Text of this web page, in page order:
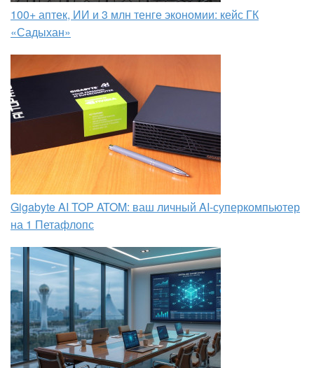
100+ аптек, ИИ и 3 млн тенге экономии: кейс ГК
«Садыхан»
Gigabyte AI TOP ATOM: ваш личный AI-суперкомпьютер
на 1 Петафлопс